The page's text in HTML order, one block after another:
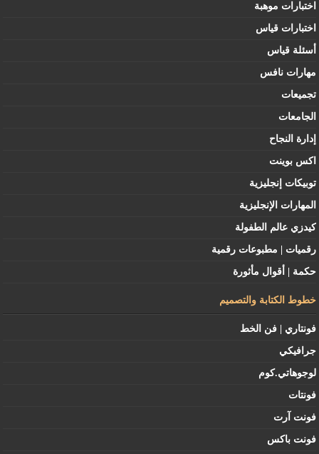
اختبارات موهبة
اختبارات قياس
أسئلة قياس
مهارات نافس
تجميعات
الجامعات
إدارة النجاح
اكس بوينت
توبيكات إنجليزية
المهارات الإنجليزية
كيدزي عالم الطفولة
رقميات | مطبوعات رقمية
حكمة | أقوال مأثورة
خطوط الكتابة والتصميم
فونتاري | فن الخط
جرافيكي
لوجوهاتي.كوم
فونتات
فونت آرت
فونت باكس